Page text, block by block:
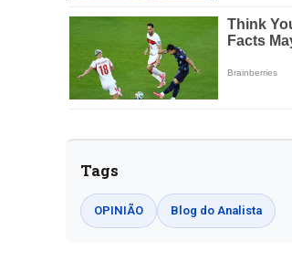
Tags
OPINIÃO Blog do Analista